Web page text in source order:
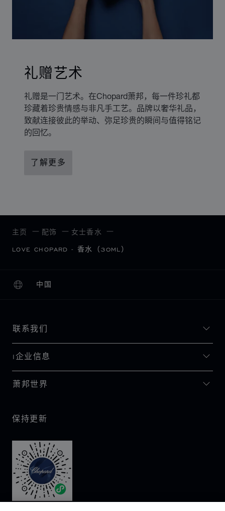
礼赠艺术
礼赠是一门艺术。在Chopard萧邦，每一件珍礼都
珍藏着珍贵情感与非凡手工艺。品牌以奢华礼品，
致献连接彼此的举动、弥足珍贵的瞬间与值得铭记
的回忆。
了解更多
主页 配饰 女士香水
LOVE CHOPARD - 香水（30ML）
中国
本地化（更改国家/地区）
更改国家/地区
联系我们
I企业信息
萧邦世界
保持更新